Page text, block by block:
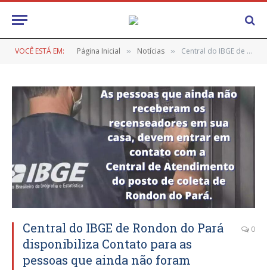
VOCÊ ESTÁ EM: Página Inicial » Notícias » Central do IBGE de Rondon do Pará disponibiliza Contato para as pessoas que ainda não foram recenseadas no Censo 2022.
Central do IBGE de Rondon do Pará
disponibiliza Contato para as
pessoas que ainda não foram
0